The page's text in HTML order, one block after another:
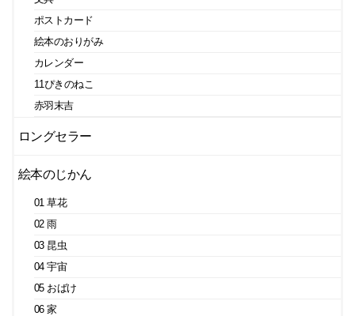
ポストカード
絵本のおりがみ
カレンダー
11ぴきのねこ
赤羽末吉
ロングセラー
絵本のじかん
01 草花
02 雨
03 昆虫
04 宇宙
05 おばけ
06 家